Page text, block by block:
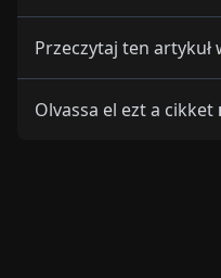
Przeczytaj ten artykuł
Olvassa el ezt a cikket